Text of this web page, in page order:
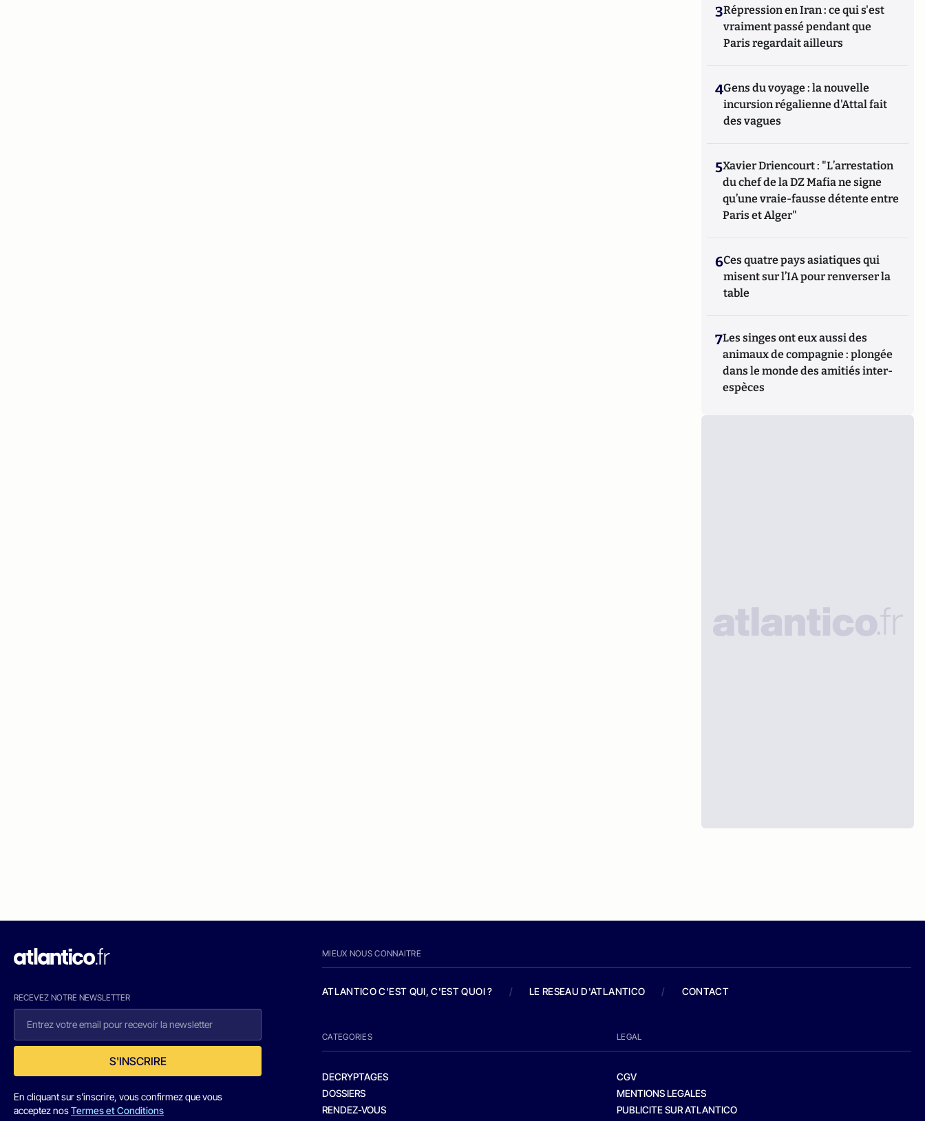
3Répression en Iran : ce qui s'est
vraiment passé pendant que
Paris regardait ailleurs
4Gens du voyage : la nouvelle
incursion régalienne d'Attal fait
des vagues
5Xavier Driencourt : "L’arrestation
du chef de la DZ Mafia ne signe
qu’une vraie-fausse détente entre
Paris et Alger"
6Ces quatre pays asiatiques qui
misent sur l’IA pour renverser la
table
7Les singes ont eux aussi des
animaux de compagnie : plongée
dans le monde des amitiés inter-
espèces
RECEVEZ NOTRE NEWSLETTER
S'INSCRIRE
En cliquant sur s'inscrire, vous confirmez que vous
acceptez nosTermes et Conditions
MIEUX NOUS CONNAITRE
ATLANTICO C'EST QUI, C'EST QUOI ? / LE RESEAU D'ATLANTICO / CONTACT
CATEGORIES
DECRYPTAGES
DOSSIERS
RENDEZ-VOUS
LEGAL
CGV
MENTIONS LEGALES
PUBLICITE SUR ATLANTICO